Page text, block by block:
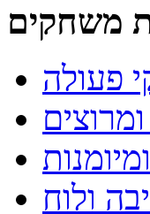
משחקים
פעולה
ולוח